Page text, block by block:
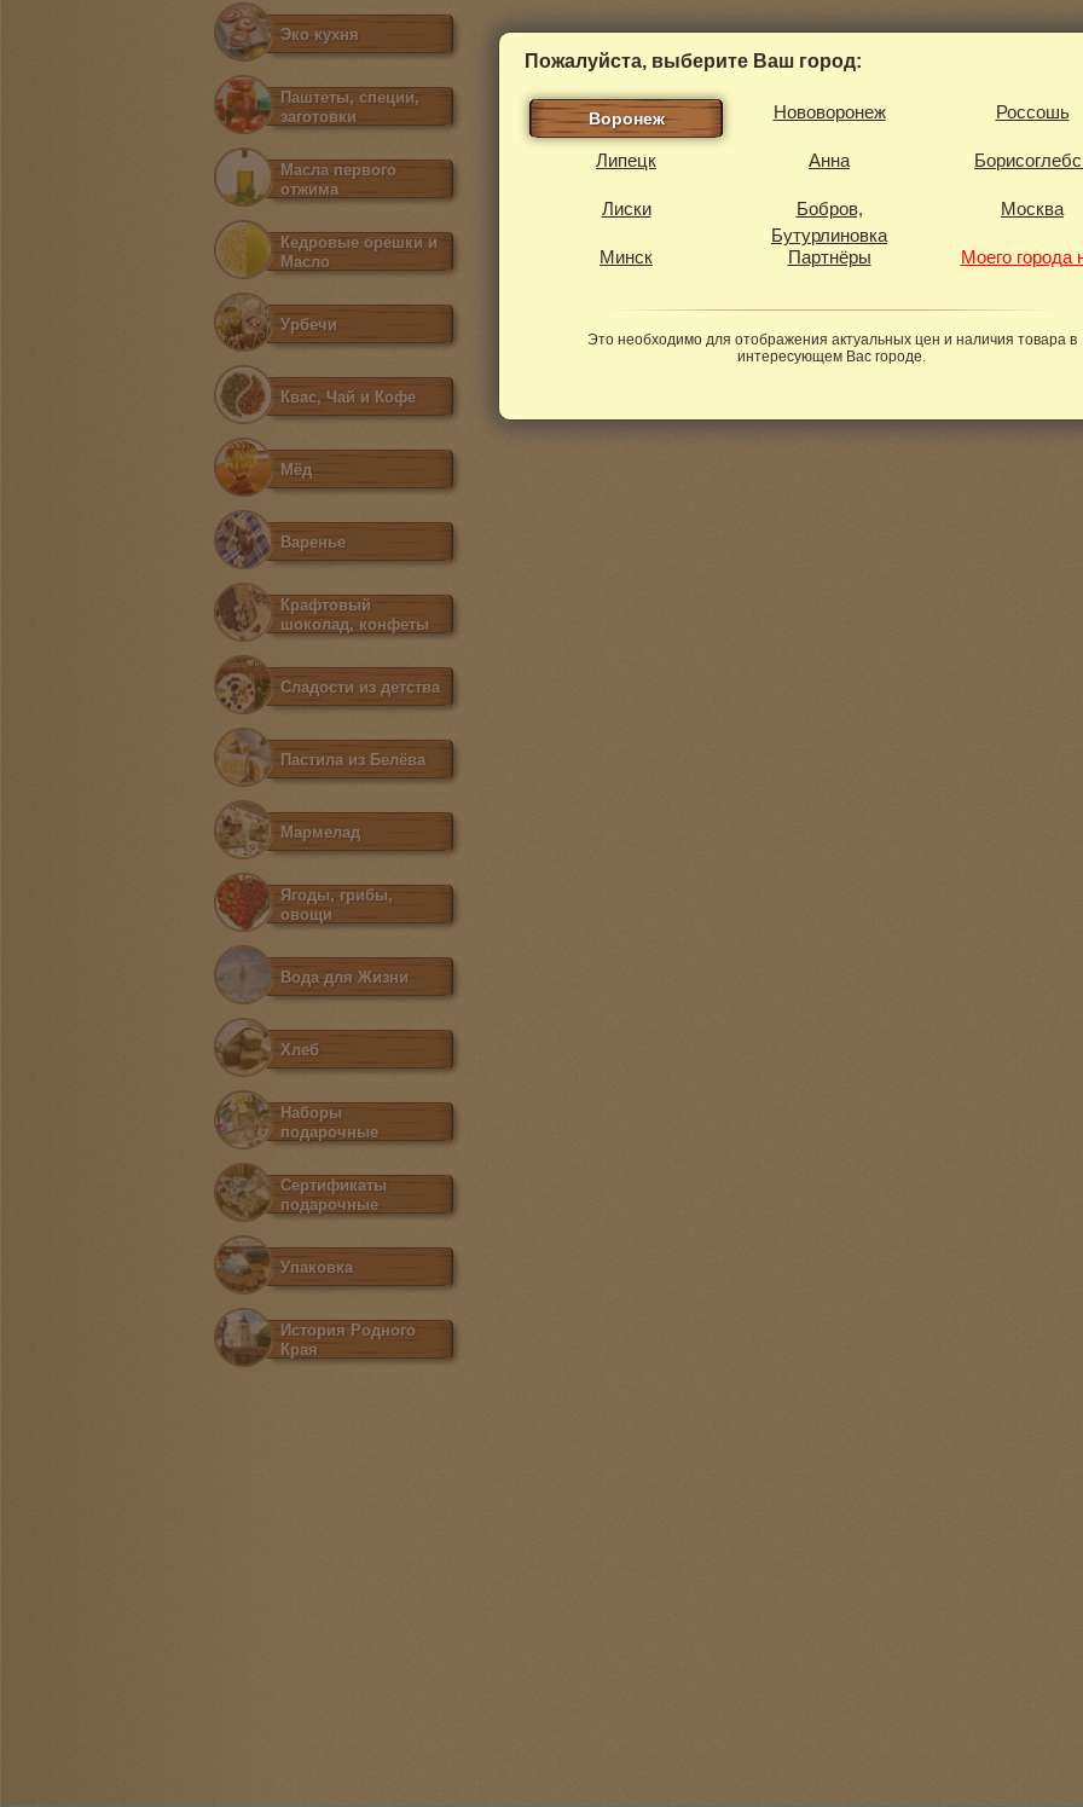
Пожалуйста, выберите Ваш город:
Воронеж Нововоронеж Россошь
Липецк Анна
Лиски
Бобров,
Бутурлиновка
Москва
Минск Партнёры Моего города
Это необходимо для отображения актуальных цен и наличия товара в
интересующем Вас городе.
Эко кухня
Паштеты, специи,
заготовки
Масла первого
отжима
Кедровые орешки и
Масло
Урбечи
Квас, Чай и Кофе
Мёд
Варенье
Крафтовый
шоколад, конфеты
Сладости из детства
Пастила из Белёва
Мармелад
Ягоды, грибы,
овощи
Вода для Жизни
Хлеб
Наборы
подарочные
Сертификаты
подарочные
Упаковка
История Родного
Края